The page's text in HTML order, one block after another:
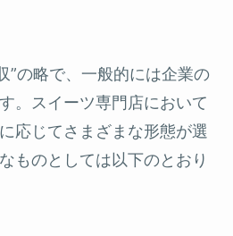
”の略で、一般的には企業の
。スイーツ専門店において
応じてさまざまな形態が選
ものとしては以下のとおり